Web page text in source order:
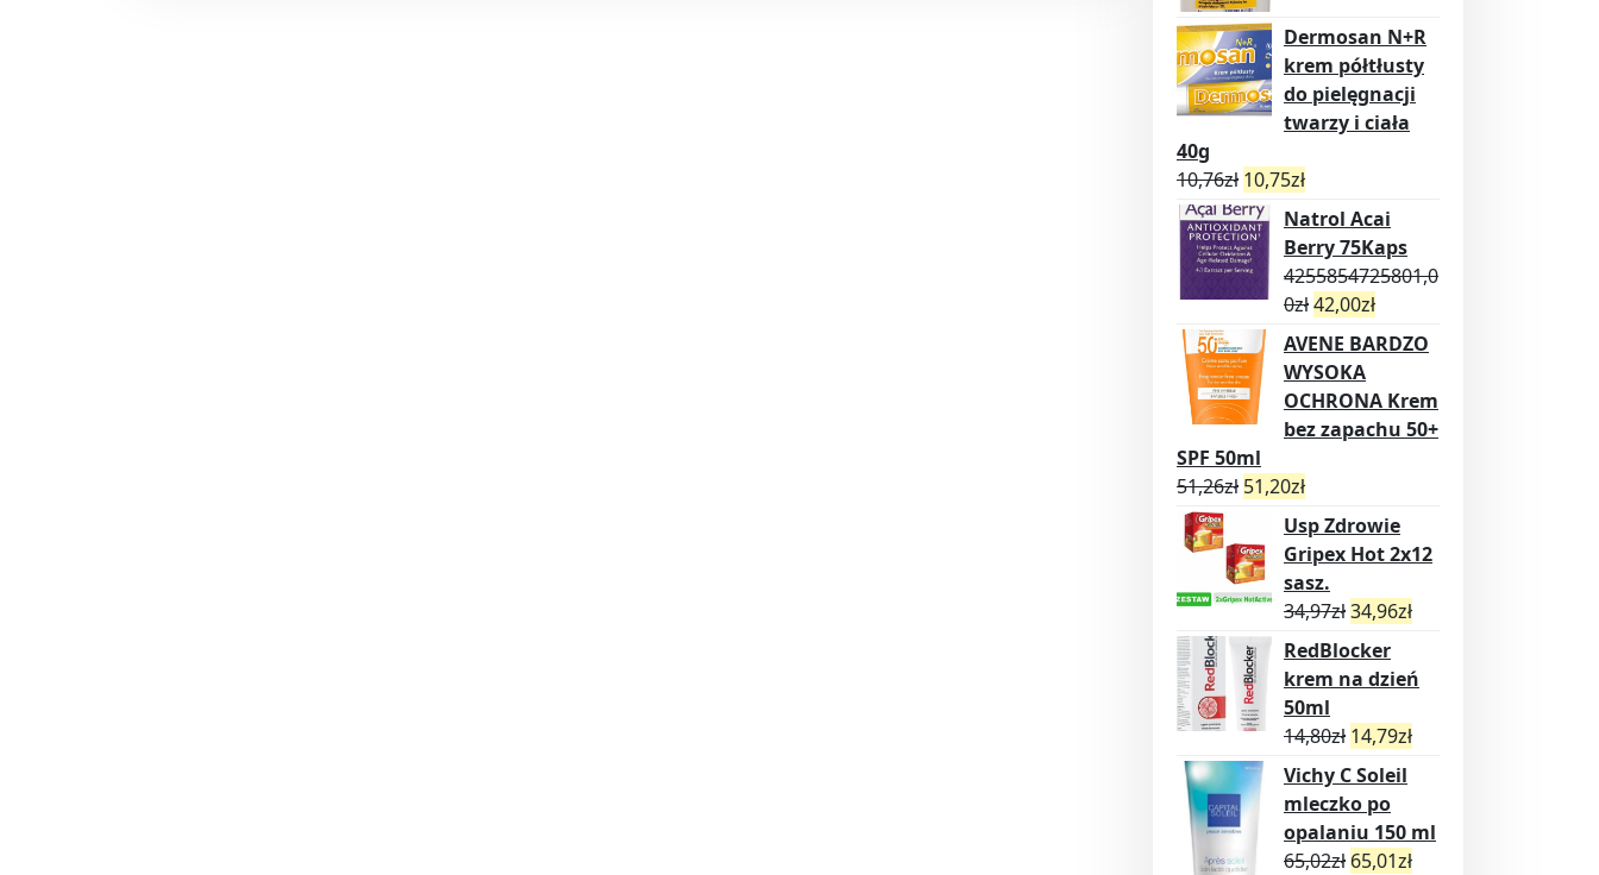
Dermosan N+R
krem półtłusty
do pielęgnacji
twarzy i ciała
40g
10,76zł 10,75zł
Natrol Acai
Berry 75Kaps
4255854725801,0
0zł42,00zł
AVENE BARDZO
WYSOKA
OCHRONA Krem
bez zapachu 50+
SPF 50ml
51,26zł 51,20zł
Usp Zdrowie
Gripex Hot 2x12
sasz.
34,97zł34,96zł
RedBlocker
krem na dzień
50ml
14,80zł 14,79zł
Vichy C Soleil
mleczko po
opalaniu 150 ml
65,02zł 65,01zł